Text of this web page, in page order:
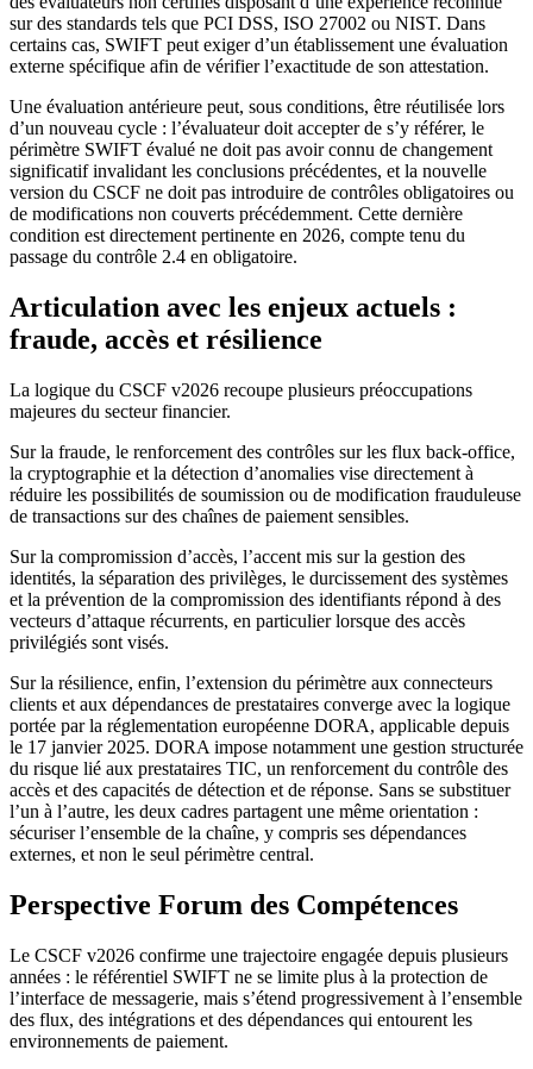
sur des standards tels que PCI DSS, ISO 27002 ou NIST. Dans
certains cas, SWIFT peut exiger d’un établissement une évaluation
externe spécifique afin de vérifier l’exactitude de son attestation.
Une évaluation antérieure peut, sous conditions, être réutilisée lors
d’un nouveau cycle : l’évaluateur doit accepter de s’y référer, le
périmètre SWIFT évalué ne doit pas avoir connu de changement
significatif invalidant les conclusions précédentes, et la nouvelle
version du CSCF ne doit pas introduire de contrôles obligatoires ou
de modifications non couverts précédemment. Cette dernière
condition est directement pertinente en 2026, compte tenu du
passage du contrôle 2.4 en obligatoire.
Articulation avec les enjeux actuels :
fraude, accès et résilience
La logique du CSCF v2026 recoupe plusieurs préoccupations
majeures du secteur financier.
Sur la fraude, le renforcement des contrôles sur les flux back-office,
la cryptographie et la détection d’anomalies vise directement à
réduire les possibilités de soumission ou de modification frauduleuse
de transactions sur des chaînes de paiement sensibles.
Sur la compromission d’accès, l’accent mis sur la gestion des
identités, la séparation des privilèges, le durcissement des systèmes
et la prévention de la compromission des identifiants répond à des
vecteurs d’attaque récurrents, en particulier lorsque des accès
privilégiés sont visés.
Sur la résilience, enfin, l’extension du périmètre aux connecteurs
clients et aux dépendances de prestataires converge avec la logique
portée par la réglementation européenne DORA, applicable depuis
le 17 janvier 2025. DORA impose notamment une gestion structurée
du risque lié aux prestataires TIC, un renforcement du contrôle des
accès et des capacités de détection et de réponse. Sans se substituer
l’un à l’autre, les deux cadres partagent une même orientation :
sécuriser l’ensemble de la chaîne, y compris ses dépendances
externes, et non le seul périmètre central.
Perspective Forum des Compétences
Le CSCF v2026 confirme une trajectoire engagée depuis plusieurs
années : le référentiel SWIFT ne se limite plus à la protection de
l’interface de messagerie, mais s’étend progressivement à l’ensemble
des flux, des intégrations et des dépendances qui entourent les
environnements de paiement.